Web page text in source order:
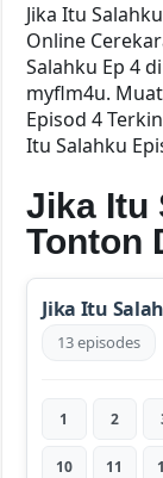
Jika Itu
Online
Salahku Ep 4 di
myflm4u.
Episod 4
Itu Salahku
Jika Itu
Tonton
Jika Itu
13 episodes
1 2
10 11